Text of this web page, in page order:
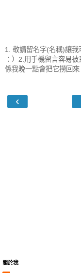
1. 敬請留名字(名稱)讓
：）2.用手機留言容易
係我晚一點會把它撈回來
‹
關於我